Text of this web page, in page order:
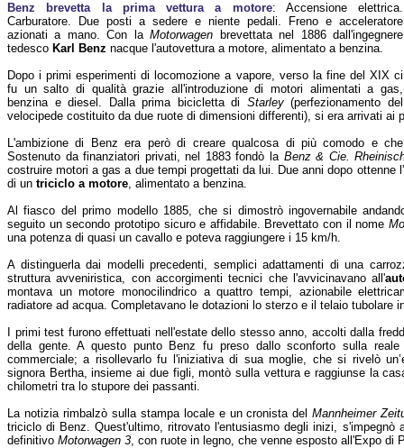
Benz brevetta la prima vettura a motore: Accensione elettrica.
Carburatore. Due posti a sedere e niente pedali. Freno e acceleratore
azionati a mano. Con laMotorwagen brevettata nel 1886 dall'ingegnere
tedesco Karl Benz nacque l'autovettura a motore, alimentato a benzina.
Dopo i primi esperimenti di locomozione a vapore, verso la fine del XIX ci
fu un salto di qualità grazie all'introduzione di motori alimentati a gas,
benzina e diesel. Dalla prima bicicletta di Starley(perfezionamento del
velocipede costituito da due ruote di dimensioni differenti), si era arrivati ai
L'ambizione di Benz era però di creare qualcosa di più comodo e
Sostenuto da finanziatori privati, nel 1883 fondò la Benz & Cie.
costruire motori a gas a due tempi progettati da lui. Due anni dopo ottenne
di un triciclo a motore, alimentato a benzina.
Al fiasco del primo modello 1885, che si dimostrò ingovernabile
seguito un secondo prototipo sicuro e affidabile. Brevettato con il nome
una potenza di quasi un cavallo e poteva raggiungere i 15 km/h.
A distinguerla dai modelli precedenti, semplici adattamenti di una
struttura avveniristica, con accorgimenti tecnici che l'avvicinavano all'
montava un motore monocilindrico a quattro tempi, azionabile
radiatore ad acqua. Completavano le dotazioni lo sterzo e il telaio tubolare
I primi test furono effettuati nell'estate dello stesso anno, accolti dalla
della gente. A questo punto Benz fu preso dallo sconforto sulla
commerciale; a risollevarlo fu l'iniziativa di sua moglie, che si rivelò
signora Bertha, insieme ai due figli, montò sulla vettura e raggiunse la
chilometri tra lo stupore dei passanti.
La notizia rimbalzò sulla stampa locale e un cronista delMannheimer
triciclo di Benz. Quest'ultimo, ritrovato l'entusiasmo degli inizi, s'impegnò
definitivo Motorwagen 3, con ruote in legno, che venne esposto all'Expo di